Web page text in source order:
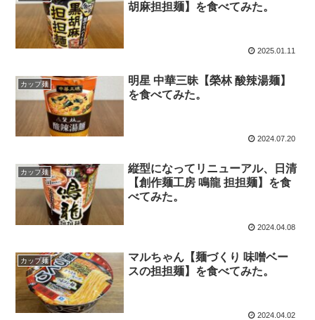
胡麻担担麺】を食べてみた。
2025.01.11
カップ麺
明星 中華三昧【榮林 酸辣湯麺】
を食べてみた。
2024.07.20
カップ麺
縦型になってリニューアル、日清
【創作麺工房 鳴龍 担担麺】を食
べてみた。
2024.04.08
カップ麺
マルちゃん【麺づくり 味噌ベー
スの担担麺】を食べてみた。
2024.04.02